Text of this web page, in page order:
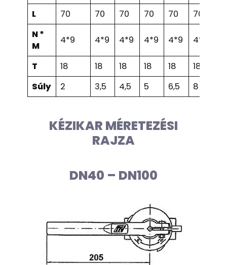
L
70 70 70 70 70 70
N *
M
4*9 4*9 4*9 4*9 4*9 4*9
T 18 18 18 18 18 18
Súly
2 3,5 4,5 5 6,5 8
KÉZIKAR MÉRETEZÉSI
RAJZA
DN40 – DN100